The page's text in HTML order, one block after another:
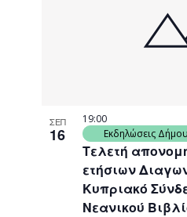
ΣΕΠ
16
Τελετή
ετήσιων
Κυπριακό
Νεανικού
19:00
Εκδηλώσεις Δήμου